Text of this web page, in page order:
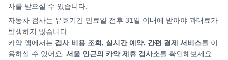
사를 받으실 수 있습니다.
자동차 검사는 유효기간 만료일 전후 31일 이내에 받아야 과태료가
발생하지 않습니다.
카약 앱에서는 검사 비용 조회, 실시간 예약, 간편 결제 서비스를 이
용하실 수 있어요. 서울 인근의 카약 제휴 검사소를 확인해보세요.